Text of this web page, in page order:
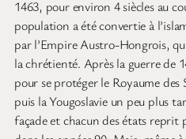
1463, pour environ 4 siècles au
population a été convertie à
par l’Empire Austro-Hongrois,
la chrétienté. Après la guerre de
pour se protéger le Royaume des
puis la Yougoslavie un peu plus
façade et chacun des états reprit